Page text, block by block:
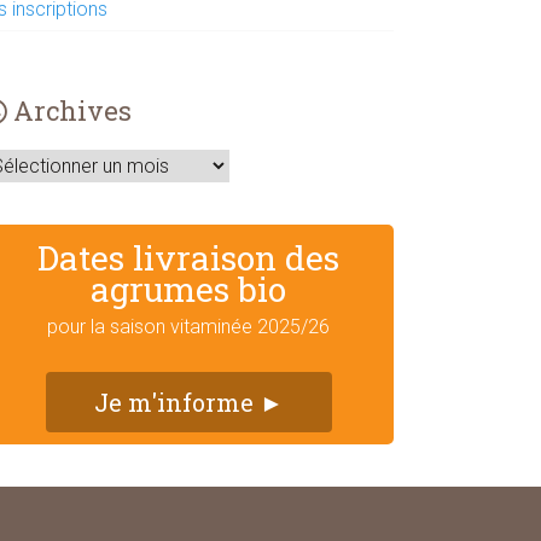
inscriptions
Archives
Dates livraison des
agrumes bio
pour la saison vitaminée 2025/26
Je m'informe ►